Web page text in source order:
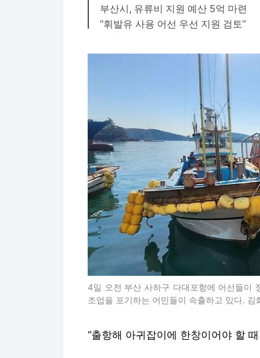
부산시, 유류비 지원 예산 5억 마련
“휘발유 사용 어선 우선 지원 검토”
4일 오전 부산 사하구 다대포항에 어선들이
조업을 포기하는 어민들이 속출하고 있다.
“출항해 아귀잡이에 한창이어야 할